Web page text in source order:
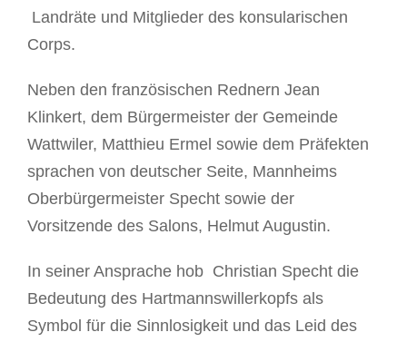
Landräte und Mitglieder des konsularischen
Corps.
Neben den französischen Rednern Jean
Klinkert, dem Bürgermeister der Gemeinde
Wattwiler, Matthieu Ermel sowie dem Präfekten
sprachen von deutscher Seite, Mannheims
Oberbürgermeister Specht sowie der
Vorsitzende des Salons, Helmut Augustin.
In seiner Ansprache hob Christian Specht die
Bedeutung des Hartmannswillerkopfs als
Symbol für die Sinnlosigkeit und das Leid des